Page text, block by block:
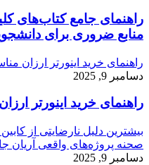
راهنمای جامع کتاب‌های
منابع ضروری برای
راهنمای خرید اینورتر ارزان
دسامبر 9, 2025
راهنمای خرید اینورتر
بیشترین دلیل نارضایتی از
صحنه پروژه‌های واقعی آریان
دسامبر 9, 2025